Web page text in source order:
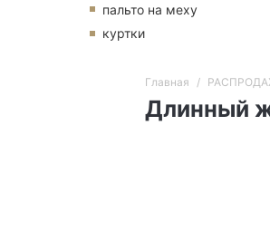
пальто на меху
куртки
Главная
Длинный